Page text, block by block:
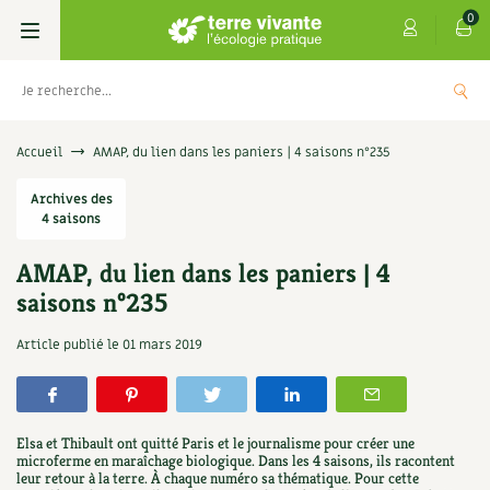
0
Livres
Permaculture, Jardin bio
Techniques de jardinage
Verger, arbres
Aménagement jardin
Les 4 saisons
Se réabonner
Offrir un abonnement
Les numéros
4 saisons
Graines, semences
Aromatiques
Florales
Cartes cadeau
Découvrir le Centre
Visiter en famille, entre amis
Jardin bio
Parole libre
Accueil AMAP, du lien dans les paniers | 4 saisons n°235
Archives des
4 saisons
AMAP, du lien dans les paniers | 4
saisons n°235
Article publié le 01 mars 2019
Elsa et Thibault ont quitté Paris et le journalisme pour créer une
microferme en maraîchage biologique. Dans les 4 saisons, ils racontent
leur retour à la terre. À chaque numéro sa thématique. Pour cette
tisanes qui soignent
9,90€ + AJOUTER